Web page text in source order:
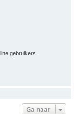
gebruikers
Ga naar